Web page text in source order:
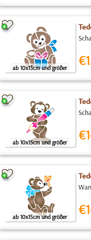
ab 10x13cm und größer
ab 10x15cm und größer
ab 10x15cm und größer